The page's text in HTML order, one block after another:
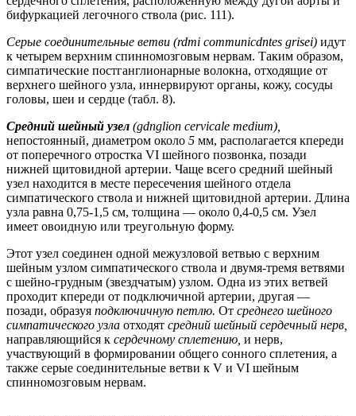
бифуркацией легочного ствола (рис. 111).
Серые соединительные ветви (rdmi communicdntes grisei) идут
к четырем верхним спинномозговым нервам. Таким образом,
симпатические постганглионарные волокна, отходящие от
верхнего шейного узла, иннервируют органы, кожу, сосуды
головы, шеи и сердце (табл. 8).
Средний шейный узел (gdnglion cervicale medium),
непостоянный, диаметром около 5 мм, располагается кпереди
от поперечного отростка VI шейного позвонка, позади
нижней щитовидной артерии. Чаще всего средний шейный
узел находится в месте пересечения шейного отдела
симпатического ствола и нижней щитовидной артерии. Длина
узла равна 0,75-1,5 см, толщина — около 0,4-0,5 см. Узел
имеет овоидную или треугольную форму.
Этот узел соединен одной межузловой ветвью с верхним
шейным узлом симпатического ствола и двумя-тремя ветвями
с шейно-грудным (звездчатым) узлом. Одна из этих ветвей
проходит кпереди от подключичной артерии, другая —
позади, образуя подключичную петлю. От среднего шейного
симпатического узла отходят средний шейный сердечный нерв,
направляющийся к сердечному сплетению, и нерв,
участвующий в формировании общего сонного сплетения, а
также серые соединительные ветви к V и VI шейным
спинномозговым нервам.